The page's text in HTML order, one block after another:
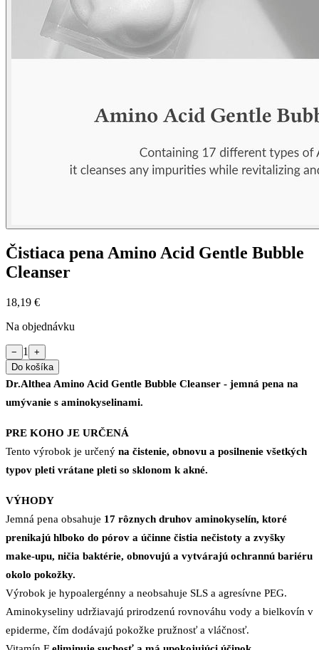
Čistiaca pena Amino Acid Gentle Bubble
Cleanser
18,19 €
Na objednávku
− 1
+
Do košíka
Dr.Althea Amino Acid Gentle Bubble Cleanser - jemná pena na
umývanie s aminokyselinami.
PRE KOHO JE URČENÁ
Tento výrobok je určený na čistenie, obnovu a posilnenie všetkých
typov pleti vrátane pleti so sklonom k akné.
VÝHODY
Jemná pena obsahuje 17 rôznych druhov aminokyselín, ktoré
prenikajú hlboko do pórov a účinne čistia nečistoty a zvyšky
make-upu, ničia baktérie, obnovujú a vytvárajú ochrannú bariéru
okolo pokožky.
Výrobok je hypoalergénny a neobsahuje SLS a agresívne PEG.
Aminokyseliny udržiavajú prirodzenú rovnováhu vody a bielkovín v
epiderme, čím dodávajú pokožke pružnosť a vláčnosť.